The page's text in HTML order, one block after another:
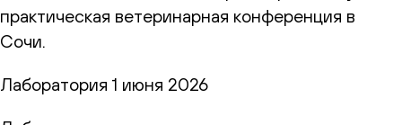
практическая ветеринарная конференция в
Сочи.
Лаборатория 1 июня 2026